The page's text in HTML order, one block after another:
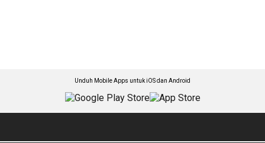
Unduh Mobile Apps untuk iOS dan Android